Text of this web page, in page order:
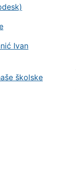
Ivan
školske